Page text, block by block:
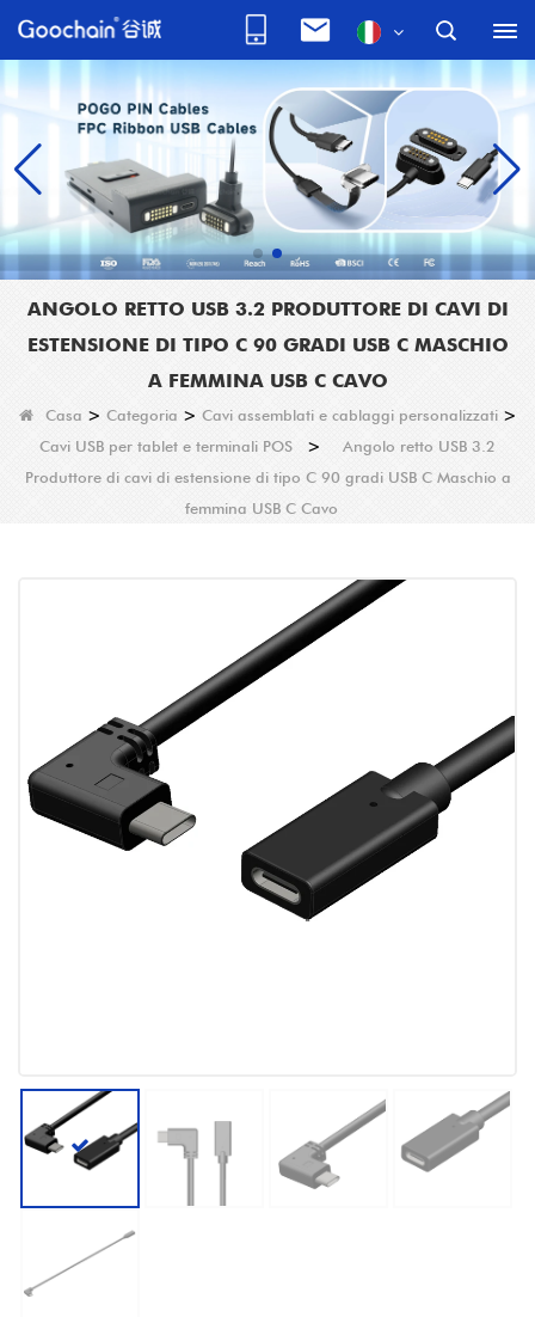
ANGOLO RETTO USB 3.2 PRODUTTORE DI CAVI DI
ESTENSIONE DI TIPO C 90 GRADI USB C MASCHIO
A FEMMINA USB C CAVO
Casa > Categoria > Cavi assemblati e cablaggi personalizzati>
Cavi USB per tablet e terminali POS >
Angolo retto USB 3.2
Produttore di cavi di estensione di tipo C 90 gradi USB C Maschio a
femmina USB C Cavo